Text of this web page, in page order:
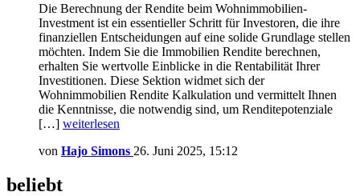
Die Berechnung der Rendite beim Wohnimmobilien-
Investment ist ein essentieller Schritt für Investoren, die ihre
finanziellen Entscheidungen auf eine solide Grundlage stellen
möchten. Indem Sie die Immobilien Rendite berechnen,
erhalten Sie wertvolle Einblicke in die Rentabilität Ihrer
Investitionen. Diese Sektion widmet sich der
Wohnimmobilien Rendite Kalkulation und vermittelt Ihnen
die Kenntnisse, die notwendig sind, um Renditepotenziale
[…] weiterlesen
von Hajo Simons 26. Juni 2025, 15:12
beliebt